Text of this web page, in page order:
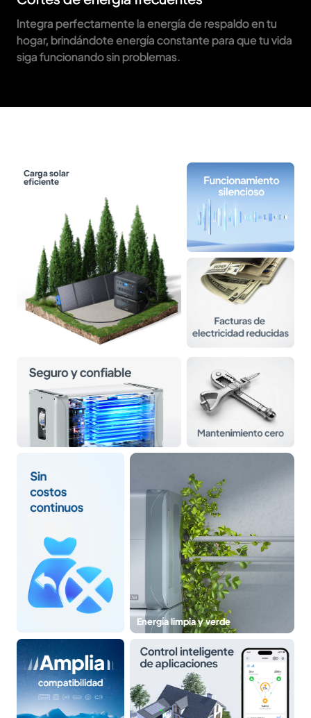
Integra perfectamente la energía de respaldo en tu
hogar, brindándote energía constante para que tu vida
siga funcionando sin problemas.
Carga solar
eficiente
Energía limpia y verde